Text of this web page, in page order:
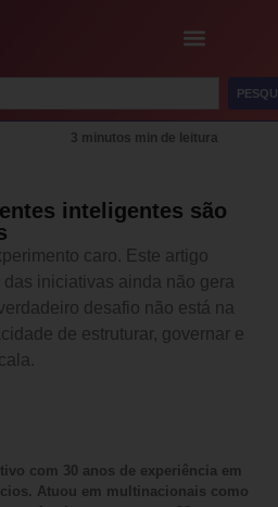
3 minutos min de leitura
inteligentes são
caro. Este artigo
iniciativas ainda não gera
desafio não está na
de estruturar, governar e
com 30 anos de experiência em
Atuou em multinacionais como